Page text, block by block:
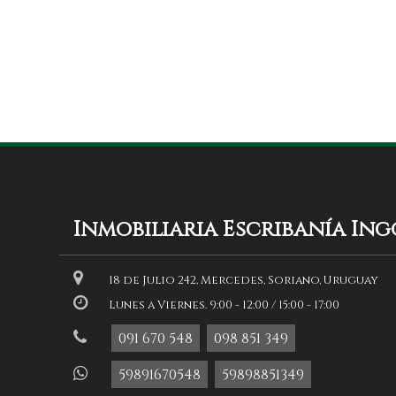
Inmobiliaria Escribanía
18 de Julio 242, Mercedes, Soriano, Uruguay
Lunes a Viernes. 9:00 - 12:00 / 15:00 - 17:00
091 670 548
098 851 349
59891670548
59898851349